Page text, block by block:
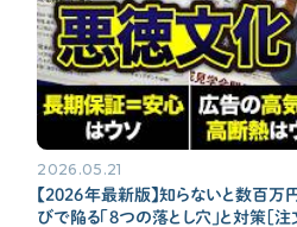
2026.05.21
【2026年最新版】知らないと数百万
びで陥る「8つの落とし穴」と対策［